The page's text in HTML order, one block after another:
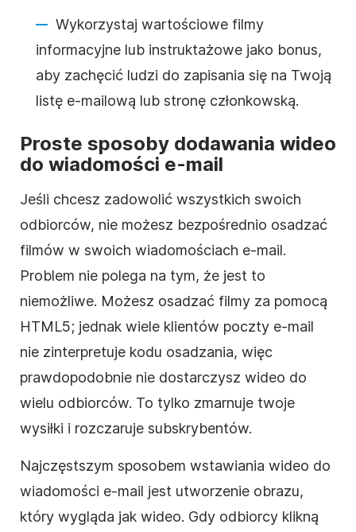
Wykorzystaj wartościowe filmy
informacyjne lub instruktażowe jako bonus,
aby zachęcić ludzi do zapisania się na Twoją
listę e-mailową lub stronę członkowską.
Proste sposoby dodawania wideo
do wiadomości e-mail
Jeśli chcesz zadowolić wszystkich swoich
odbiorców, nie możesz bezpośrednio osadzać
filmów w swoich wiadomościach e-mail.
Problem nie polega na tym, że jest to
niemożliwe. Możesz osadzać filmy za pomocą
HTML5; jednak wiele klientów poczty e-mail
nie zinterpretuje kodu osadzania, więc
prawdopodobnie nie dostarczysz wideo do
wielu odbiorców. To tylko zmarnuje twoje
wysiłki i rozczaruje subskrybentów.
Najczęstszym sposobem wstawiania wideo do
wiadomości e-mail jest utworzenie obrazu,
który wygląda jak wideo. Gdy odbiorcy klikną